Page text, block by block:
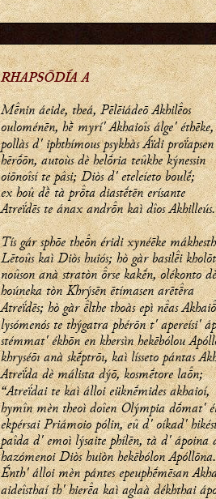
RHAPSŌDÍA A
Mnin áeide, theá, Pēlēiádeō Akhilos
ouloménēn, hḕ myrí' Akhaioîs álge' éthēke,
pollàs d' iphthímous psykhàs Áïdi proḯapsen
hērṓōn, autoùs dè helṓria teûkhe kýnessin
oiōnoîsí te pâsi; Diòs d' eteleíeto boulḗ;
ex hoû dḕ tà prta diastḗtēn erísante
Atreḯdēs te ánax andrn kaì dîos Akhilleús.
Tís gár sphōe then éridi xynéēke
Lētoûs kaì Diòs huiós; hò gàr basili
noûson anà stratòn rse kakḗn, olékonto
hoúneka tòn Khrýsēn ētímasen arētra
Atreḯdēs; hò gàr lthe thoàs epì nas
lysómenós te thýgatra phérōn t' apereísi'
stémmat' ékhōn en khersìn hekēbólou
khryséōı anà skḗptrōı, kaì lísseto pántas
Atreḯda dè málista dýō, kosmḗtore lan;
“Atreḯdai te kaì álloi eüknḗmidesakhaioí,
hymîn mèn theoì doîen Olýmpia dṓmat'
ekpérsai Priámoio pólin, eû d' oíkad'
paîda d' emoì lýsaite phílēn, tà d' ápoina
hazómenoi Diòs huiòn hekēbólon
Énth' álloi mèn pántes epeuphḗmēsan
aideîsthaí th' hiera kaì aglaà dékhthai